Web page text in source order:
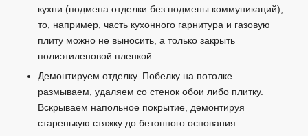
кухни (подмена отделки без подмены коммуникаций),
то, например, часть кухонного гарнитура и газовую
плиту можно не выносить, а только закрыть
полиэтиленовой пленкой.
Демонтируем отделку. Побелку на потолке
размываем, удаляем со стенок обои либо плитку.
Вскрываем напольное покрытие, демонтируя
старенькую стяжку до бетонного основания .